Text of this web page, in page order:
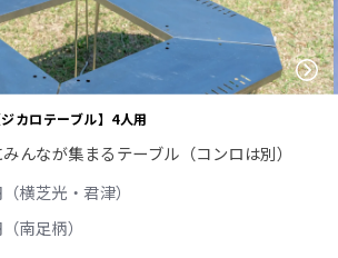
Next
カロテーブル】4人用
んなが集まるテーブル（コンロは別）
横芝光・君津）
南足柄）